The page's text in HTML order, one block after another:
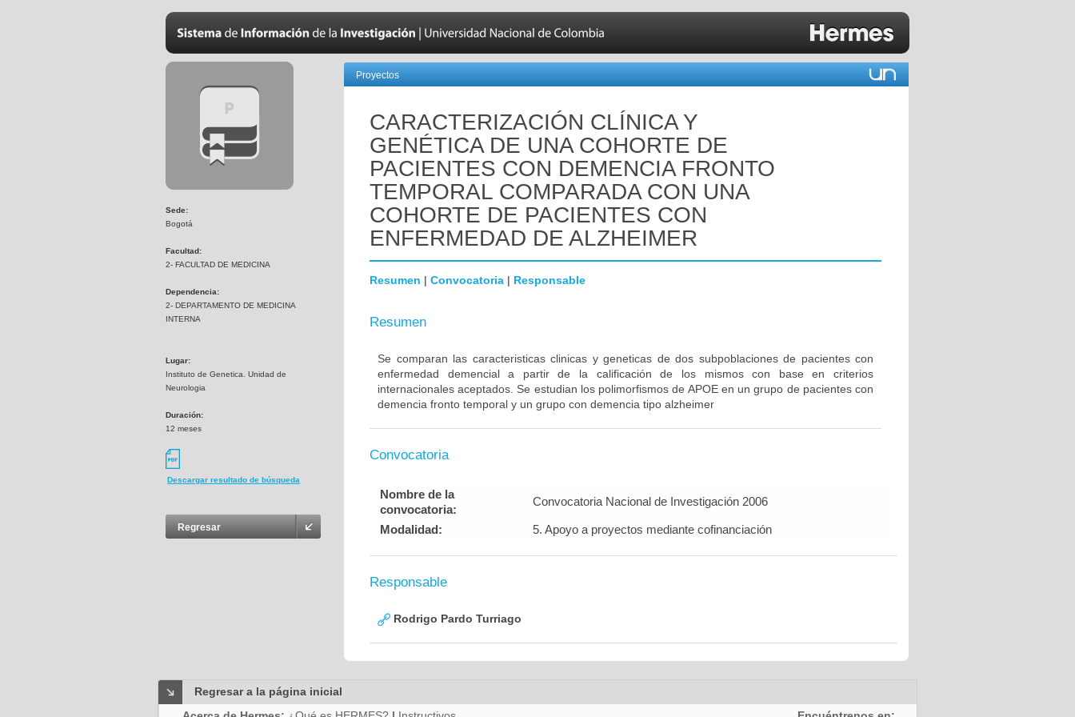
Sede:
Bogotá
Facultad:
2- FACULTAD DE MEDICINA
Dependencia:
2- DEPARTAMENTO DE MEDICINA
INTERNA
Lugar:
Instituto de Genetica. Unidad de
Neurologia
Duración:
12 meses
Descargar resultado de búsqueda
Regresar
Proyectos
CARACTERIZACIÓN CLÍNICA Y
GENÉTICA DE UNA COHORTE DE
PACIENTES CON DEMENCIA FRONTO
TEMPORAL COMPARADA CON UNA
COHORTE DE PACIENTES CON
ENFERMEDAD DE ALZHEIMER
Resumen | Convocatoria | Responsable
Resumen
Se comparan las caracteristicas clinicas y geneticas de dos subpoblaciones de pacientes con
enfermedad demencial a partir de la calificación de los mismos con base en criterios
internacionales aceptados. Se estudian los polimorfismos de APOE en un grupo de pacientes con
demencia fronto temporal y un grupo con demencia tipo alzheimer
Convocatoria
Nombre de la
convocatoria:
Convocatoria Nacional de Investigación 2006
Modalidad: 5. Apoyo a proyectos mediante cofinanciación
Responsable
Rodrigo Pardo Turriago
Regresar a la página inicial